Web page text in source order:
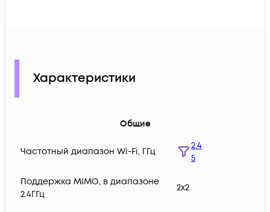
Характеристики
Общие
Частотный диапазон Wi-Fi, ГГц
2.4
5
Поддержка MIMO, в диапазоне
2.4ГГц
2x2